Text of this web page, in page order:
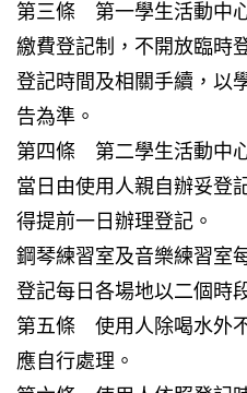
第三條 第一學生活動中
繳費登記制，不開放臨時
登記時間及相關手續，以
告為準。
第四條 第二學生活動中
當日由使用人親自辦妥登
得提前一日辦理登記。
鋼琴練習室及音樂練習室
登記每日各場地以二個時
第五條 使用人除喝水外
應自行處理。